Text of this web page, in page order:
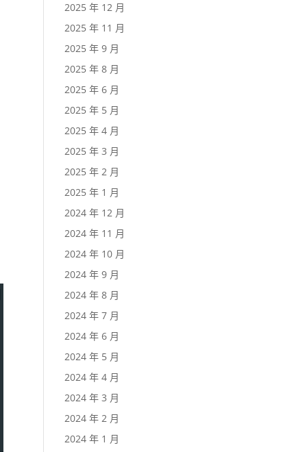
2025 年 12 月
2025 年 11 月
2025 年 9 月
2025 年 8 月
2025 年 6 月
2025 年 5 月
2025 年 4 月
2025 年 3 月
2025 年 2 月
2025 年 1 月
2024 年 12 月
2024 年 11 月
2024 年 10 月
2024 年 9 月
2024 年 8 月
2024 年 7 月
2024 年 6 月
2024 年 5 月
2024 年 4 月
2024 年 3 月
2024 年 2 月
2024 年 1 月